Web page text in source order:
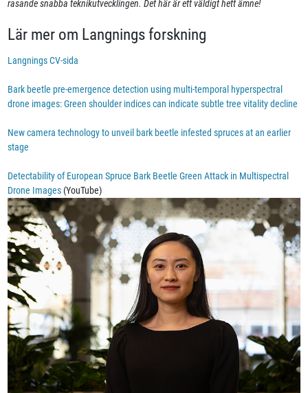
rasande snabba teknikutvecklingen. Det här är ett väldigt hett ämne!
Lär mer om Langnings forskning
Langnings CV-sida
Bark beetle pre-emergence detection using multi-temporal hyperspectral
drone images: Green shoulder indices can indicate subtle tree vitality decline
New camera technology to unveil bark beetle infested spruces at an earlier
stage
Detectability of European Spruce Bark Beetle Green Attack in Multispectral
Drone Images (YouTube)